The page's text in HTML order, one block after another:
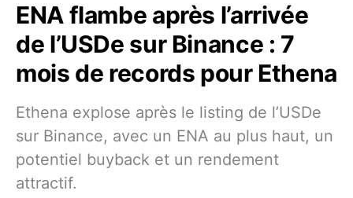
ENA flambe après l’arrivée
de l’USDe sur Binance : 7
mois de records pour Ethena
Ethena explose après le listing de l’USDe
sur Binance, avec un ENA au plus haut, un
potentiel buyback et un rendement
attractif.